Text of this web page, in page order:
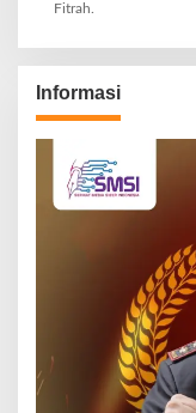
Fitrah.
Informasi